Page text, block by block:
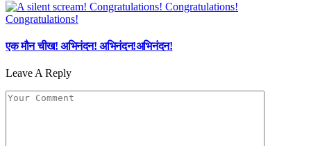
एक मौन चीख! अभिनंदन! अभिनंदन!अभिनंदन!
Leave A Reply